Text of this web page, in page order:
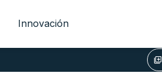
Innovación
library_add